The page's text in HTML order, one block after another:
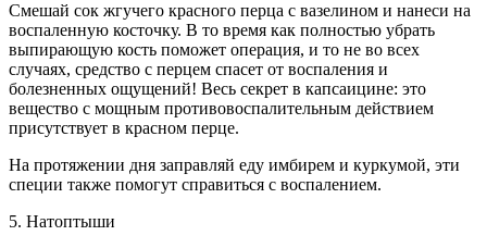
Смешай сок жгучего красного перца с вазелином и нанеси на
воспаленную косточку. В то время как полностью убрать
выпирающую кость поможет операция, и то не во всех
случаях, средство с перцем спасет от воспаления и
болезненных ощущений! Весь секрет в капсаицине: это
вещество с мощным противовоспалительным действием
присутствует в красном перце.
На протяжении дня заправляй еду имбирем и куркумой, эти
специи также помогут справиться с воспалением.
5. Натоптыши